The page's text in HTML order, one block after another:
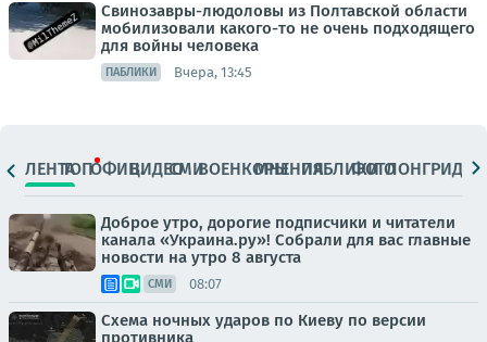
Свинозавры-людоловы из Полтавской области
мобилизовали какого-то не очень подходящего
для войны человека
ПАБЛИКИ Вчера, 13:45
ЛЕНТАТОПОФИЦ.ВИДЕОСМИВОЕНКОРЫМНЕНИЯПАБЛИКИ
ФОТОЛОНГРИДЫ
Доброе утро, дорогие подписчики и читатели
канала «Украина.ру»! Собрали для вас главные
новости на утро 8 августа
СМИ 08:07
Схема ночных ударов по Киеву по версии
противника